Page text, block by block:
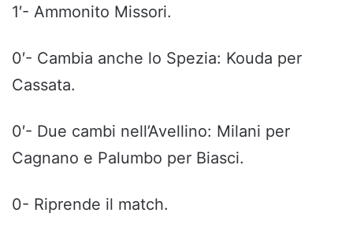
1′- Ammonito Missori.
0′- Cambia anche lo Spezia: Kouda per
Cassata.
0′- Due cambi nell’Avellino: Milani per
Cagnano e Palumbo per Biasci.
0- Riprende il match.